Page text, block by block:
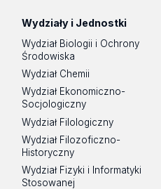
Wydziały i Jednostki
Wydział Biologii i Ochrony
Środowiska
Wydział Chemii
Wydział Ekonomiczno-
Socjologiczny
Wydział Filologiczny
Wydział Filozoficzno-
Historyczny
Wydział Fizyki i Informatyki
Stosowanej